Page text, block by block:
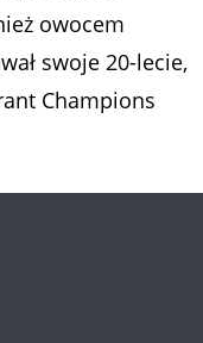
owocem
swoje 20-lecie,
Champions